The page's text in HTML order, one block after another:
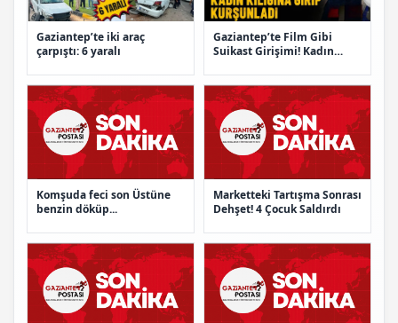
Gaziantep’te iki araç
çarpıştı: 6 yaralı
Gaziantep’te Film Gibi
Suikast Girişimi! Kadın
Komşuda feci son Üstüne
benzin döküp...
Marketteki Tartışma Sonrası
Dehşet! 4 Çocuk Saldırdı